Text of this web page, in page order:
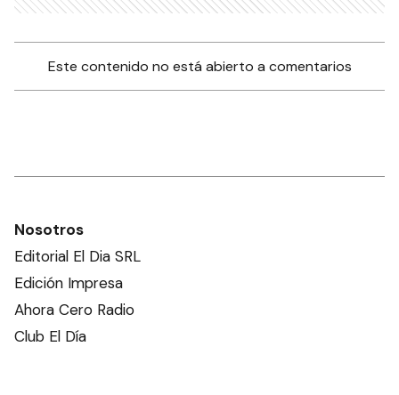
Este contenido no está abierto a comentarios
Nosotros
Editorial El Dia SRL
Edición Impresa
Ahora Cero Radio
Club El Día